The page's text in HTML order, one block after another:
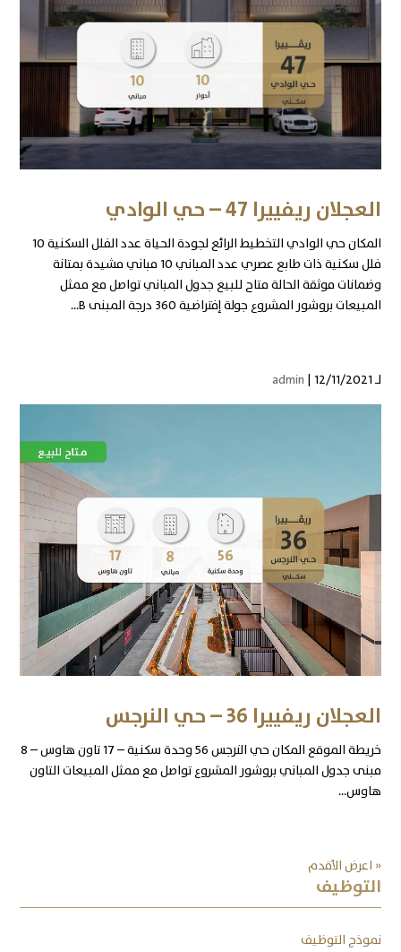
العجلان ريفييرا 47 – حي الوادي
المكان حي الوادي التخطيط الرائع لجودة الحياة عدد الفلل السكنية 10
فلل سكنية ذات طابع عصري عدد المباني 10 مباني مشيدة بمتانة
وضمانات موثقة الحالة متاح للبيع جدول المباني تواصل مع ممثل
المبيعات بروشور المشروع جولة إفتراضية 360 درجة المبنى B...
لـ admin | 12/11/2021
العجلان ريفييرا 36 – حي النرجس
خريطة الموقع المكان حي النرجس 56 وحدة سكنية – 17 تاون هاوس – 8
مبنى جدول المباني بروشور المشروع تواصل مع ممثل المبيعات التاون
هاوس...
« اعرض الأقدم
التوظيف
نموذج التوظيف